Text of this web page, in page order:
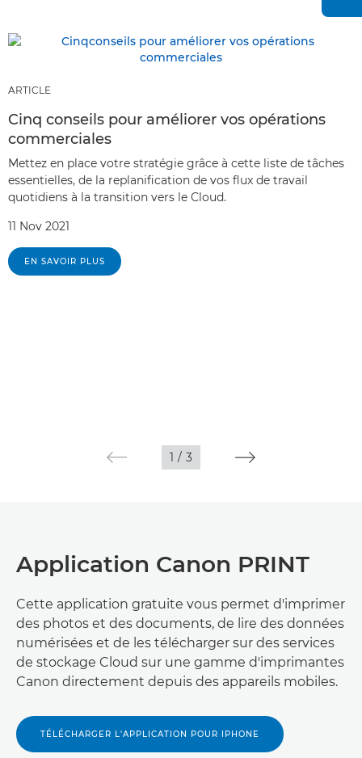
ARTICLE
Cinq conseils pour améliorer vos opérations
commerciales
Mettez en place votre stratégie grâce à cette liste de tâches
essentielles, de la replanification de vos flux de travail
quotidiens à la transition vers le Cloud.
11 Nov 2021
EN SAVOIR PLUS
1 / 3
Application Canon PRINT
Cette application gratuite vous permet d'imprimer
des photos et des documents, de lire des données
numérisées et de les télécharger sur des services
de stockage Cloud sur une gamme d'imprimantes
Canon directement depuis des appareils mobiles.
TÉLÉCHARGER L'APPLICATION POUR IPHONE